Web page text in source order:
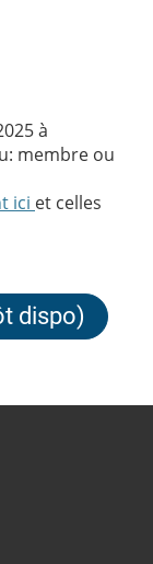
à
membre ou
ici et celles
dispo)